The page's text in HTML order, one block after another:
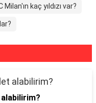
Milan'ın kaç yıldızı var?